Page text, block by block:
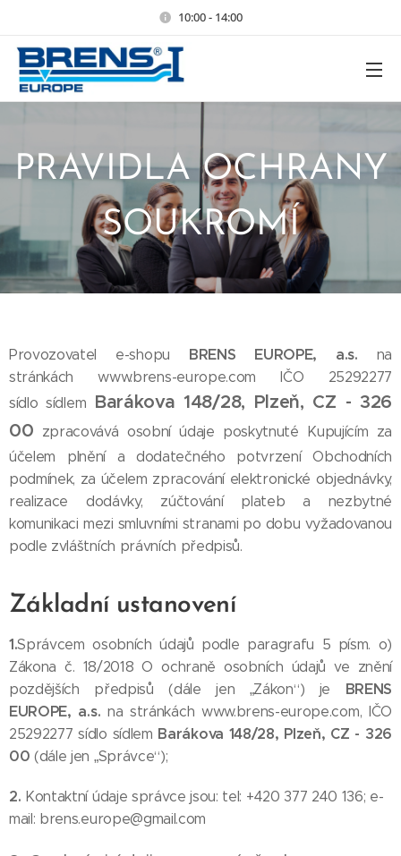
10:00 - 14:00
PRAVIDLA OCHRANY
SOUKROMÍ
Provozovatel e-shopu BRENS EUROPE, a.s. na
stránkách www.brens-europe.com IČO 25292277
sídlo sídlem Barákova 148/28, Plzeň, CZ - 326
00 zpracovává osobní údaje poskytnuté Kupujícím za
účelem plnění a dodatečného potvrzení Obchodních
podmínek, za účelem zpracování elektronické objednávky,
realizace dodávky, zúčtování plateb a nezbytné
komunikaci mezi smluvními stranami po dobu vyžadovanou
podle zvláštních právních předpisů.
Základní ustanovení
1.Správcem osobních údajů podle paragrafu 5 písm. o)
Zákona č. 18/2018 O ochraně osobních údajů ve znění
pozdějších předpisů (dále jen „Zákon“) je BRENS
EUROPE, a.s. na stránkách www.brens-europe.com, IČO
25292277 sídlo sídlem Barákova 148/28, Plzeň, CZ - 326
00(dále jen „Správce“);
2. Kontaktní údaje správce jsou: tel: +420 377 240 136; e-
mail: brens.europe@gmail.com